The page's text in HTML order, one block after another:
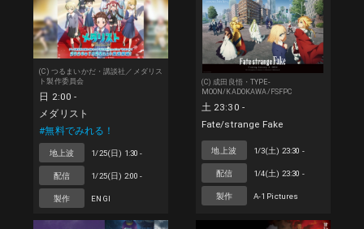
(C) つるまいかだ・講談社／メダリス
ト製作委員会
日 2:00 -
メダリスト
#無料でみれる！
地上波 1/25(日) 1:30 -
配信 1/25(日) 2:00 -
製作 ENGI
(C) 成田良悟・TYPE-
MOON/KADOKAWA/FSFPC
土 23:30 -
Fate/strange Fake
地上波 1/3(土) 23:30 -
配信 1/4(土) 23:30 -
製作 A-1 Pictures